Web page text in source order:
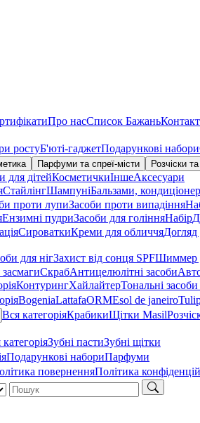
Про насСписок Бажань
ростуБ'юті-гаджетПодарункові набори
Парфуми та спреї-місти Розчіски
для дітейКосметичкиІншеАксесуари
СтайлінгШампуніБальзами,
проти лупиЗасоби проти випадіння
Ензимні пудриЗасоби для голінняНабір
СироваткиКреми для обличчяДогляд
для нігЗахист від сонця SPFШиммер
СкрабАнтицелюлітні засоби
КонтурингХайлайтерТональні
BogeniaLattafaORMEsol de janeiro
Вся категоріяКрабикиЩітки Masil
Зубні пастиЗубні щітки
Подарункові набориПарфуми
поверненняПолітика
Шукати: